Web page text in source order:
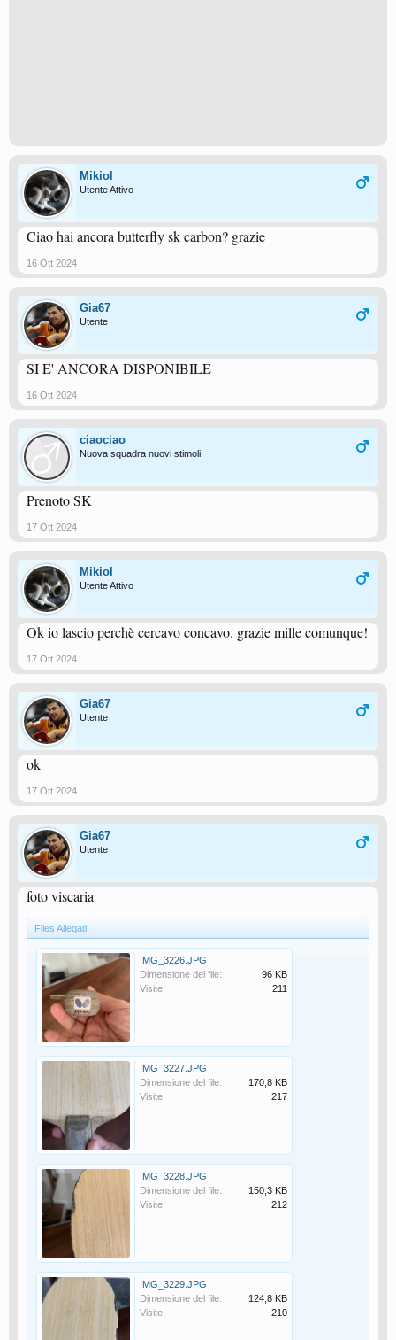
Mikiol
Utente Attivo
Ciao hai ancora butterfly sk carbon? grazie
16 Ott 2024
Gia67
Utente
SI E' ANCORA DISPONIBILE
16 Ott 2024
ciaociao
Nuova squadra nuovi stimoli
Prenoto SK
17 Ott 2024
Mikiol
Utente Attivo
Ok io lascio perchè cercavo concavo. grazie mille comunque!
17 Ott 2024
Gia67
Utente
ok
17 Ott 2024
Gia67
Utente
foto viscaria
Files Allegati:
IMG_3226.JPG
Dimensione del file:
96 KB
Visite:
211
IMG_3227.JPG
Dimensione del file:
170,8 KB
Visite:
217
IMG_3228.JPG
Dimensione del file:
150,3 KB
Visite:
212
IMG_3229.JPG
Dimensione del file:
124,8 KB
Visite:
210